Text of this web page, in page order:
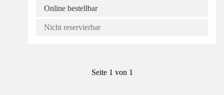
Online bestellbar
Nicht reservierbar
Seite 1 von 1